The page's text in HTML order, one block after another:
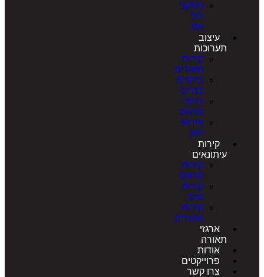
מתקני
עיצוב
תערוכות
קירות
מוארים
ביתנים
ביתני
אירועי
קירות
עיתונאים
קירות
קירות
קירות
מוארים
ארגזי
תאורה
אודות
פרוייקטים
צרו קשר